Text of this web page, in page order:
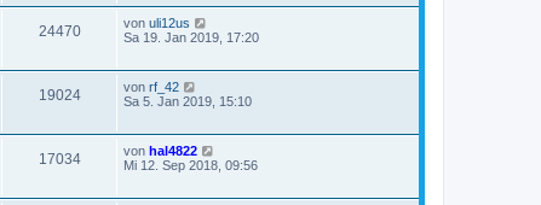
24470 von uli12us
Sa 19. Jan 2019, 17:20
19024 von rf_42
Sa 5. Jan 2019, 15:10
17034 von hal4822
Mi 12. Sep 2018, 09:56